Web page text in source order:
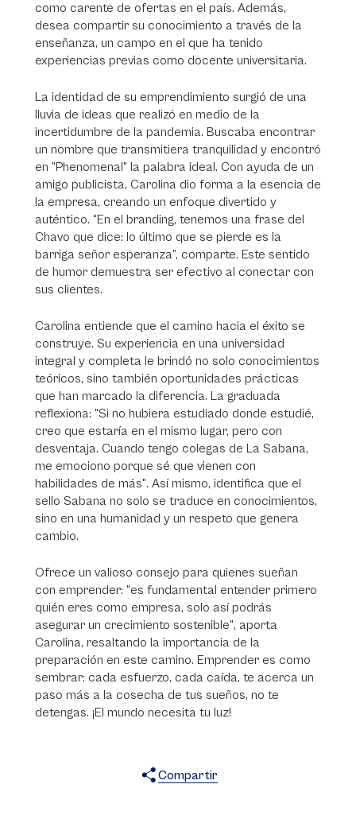
como carente de ofertas en el país. Además,
desea compartir su conocimiento a través de la
enseñanza, un campo en el que ha tenido
experiencias previas como docente universitaria.
La identidad de su emprendimiento surgió de una
lluvia de ideas que realizó en medio de la
incertidumbre de la pandemia. Buscaba encontrar
un nombre que transmitiera tranquilidad y encontró
en "Phenomenal" la palabra ideal. Con ayuda de un
amigo publicista, Carolina dio forma a la esencia de
la empresa, creando un enfoque divertido y
auténtico. “En el branding, tenemos una frase del
Chavo que dice: lo último que se pierde es la
barriga señor esperanza”, comparte. Este sentido
de humor demuestra ser efectivo al conectar con
sus clientes.
Carolina entiende que el camino hacia el éxito se
construye. Su experiencia en una universidad
integral y completa le brindó no solo conocimientos
teóricos, sino también oportunidades prácticas
que han marcado la diferencia. La graduada
reflexiona: "Si no hubiera estudiado donde estudié,
creo que estaría en el mismo lugar, pero con
desventaja. Cuando tengo colegas de La Sabana,
me emociono porque sé que vienen con
habilidades de más". Así mismo, identifica que el
sello Sabana no solo se traduce en conocimientos,
sino en una humanidad y un respeto que genera
cambio.
Ofrece un valioso consejo para quienes sueñan
con emprender: "es fundamental entender primero
quién eres como empresa, solo así podrás
asegurar un crecimiento sostenible", aporta
Carolina, resaltando la importancia de la
preparación en este camino. Emprender es como
sembrar: cada esfuerzo, cada caída, te acerca un
paso más a la cosecha de tus sueños, no te
detengas. ¡El mundo necesita tu luz!
Compartir